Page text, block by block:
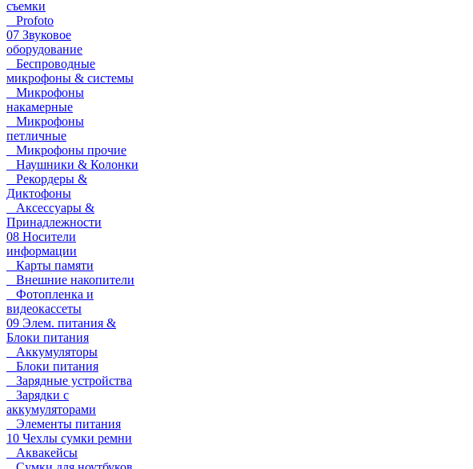
съемки
Profoto
07 Звуковое
оборудование
Беспроводные
микрофоны & системы
Микрофоны
накамерные
Микрофоны
петличные
Микрофоны прочие
Наушники & Колонки
Рекордеры &
Диктофоны
Аксессуары &
Принадлежности
08 Носители
информации
Карты памяти
Внешние накопители
Фотопленка и
видеокассеты
09 Элем. питания &
Блоки питания
Аккумуляторы
Блоки питания
Зарядные устройства
Зарядки с
аккумуляторами
Элементы питания
10 Чехлы сумки ремни
Аквакейсы